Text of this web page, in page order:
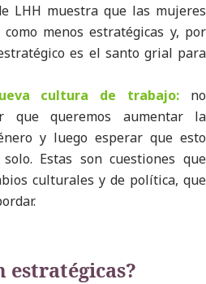
LHH muestra que las mujeres
menos estratégicas y, por
es el santo grial para
cultura de trabajo: no
que queremos aumentar la
y luego esperar que esto
Estas son cuestiones que
culturales y de política, que
estratégicas?